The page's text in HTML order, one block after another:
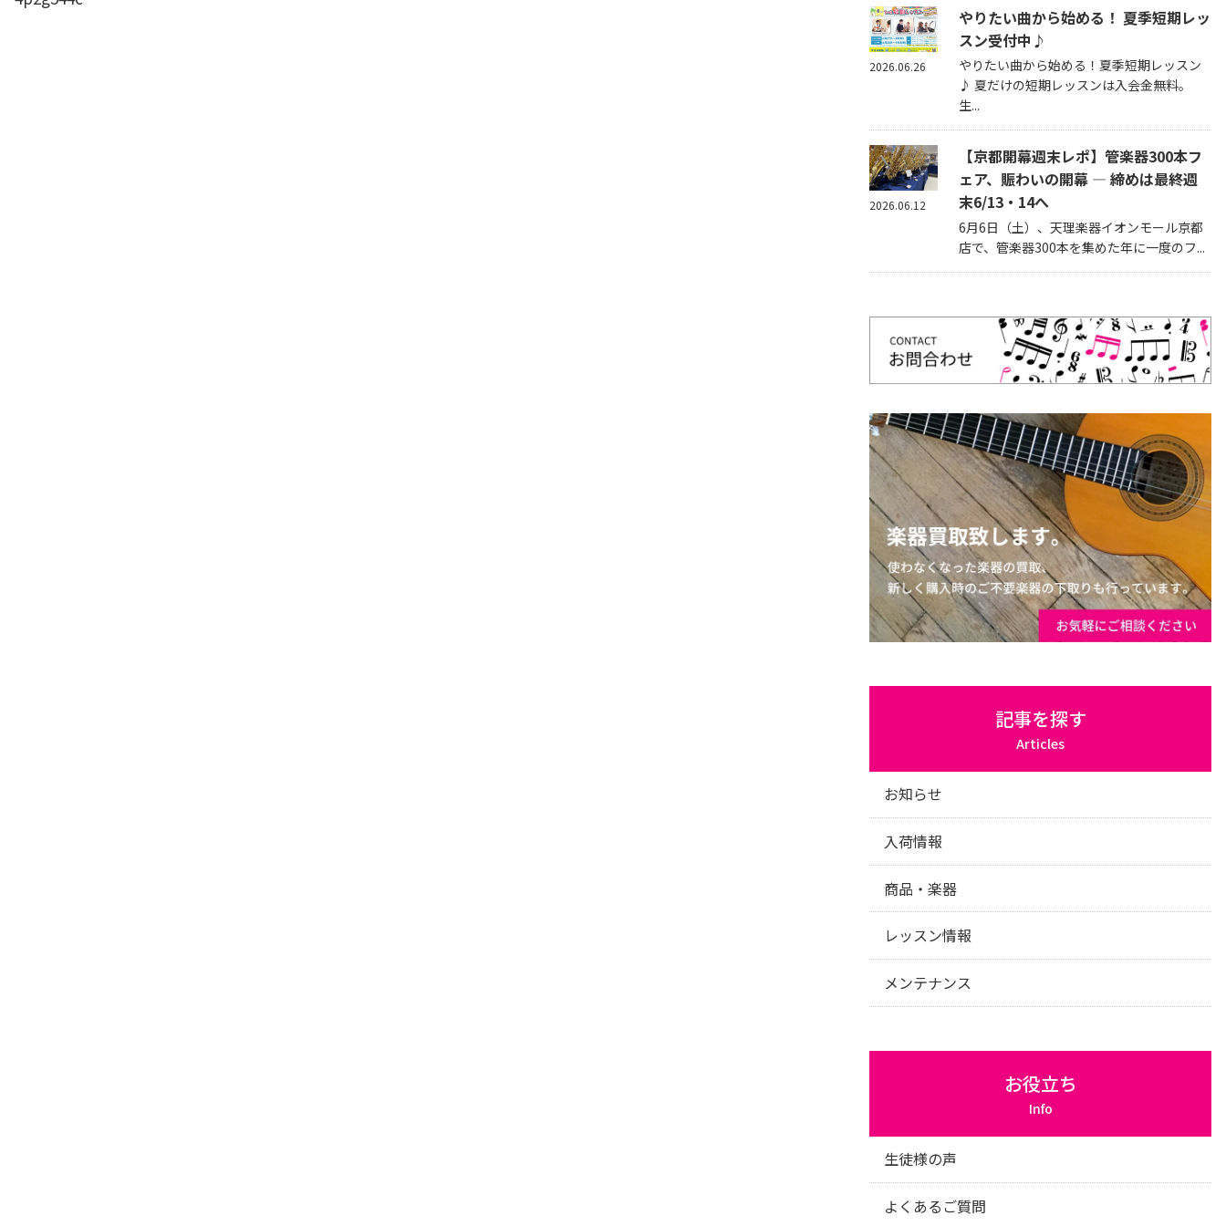
やりたい曲から始める！ 夏季短期レッ
スン受付中♪
やりたい曲から始める！夏季短期レッスン
♪ 夏だけの短期レッスンは入会金無料。
生...
2026.06.26
【京都開幕週末レポ】管楽器300本フ
ェア、賑わいの開幕 — 締めは最終週
末6/13・14へ
6月6日（土）、天理楽器イオンモール京都
店で、管楽器300本を集めた年に一度のフ...
2026.06.12
記事を探す
Articles
お知らせ
入荷情報
商品・楽器
レッスン情報
メンテナンス
お役立ち
Info
生徒様の声
よくあるご質問